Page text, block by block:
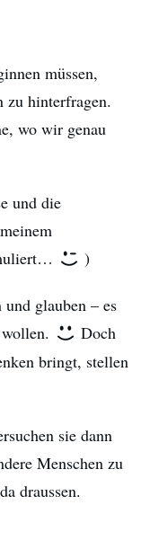
müssen,
zu hinterfragen.
wo wir genau
und die
)
glauben – es
Doch
bringt, stellen
sie dann
Menschen zu
draussen.